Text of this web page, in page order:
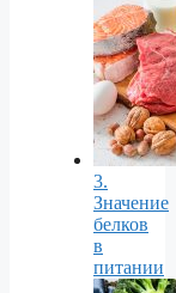
3.
Значение
белков
в
питании